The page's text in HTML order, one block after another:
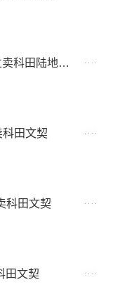
编号：tym-28-29同治七年汪廷才立卖科田陆地文契
田文契
科田文契
田文契